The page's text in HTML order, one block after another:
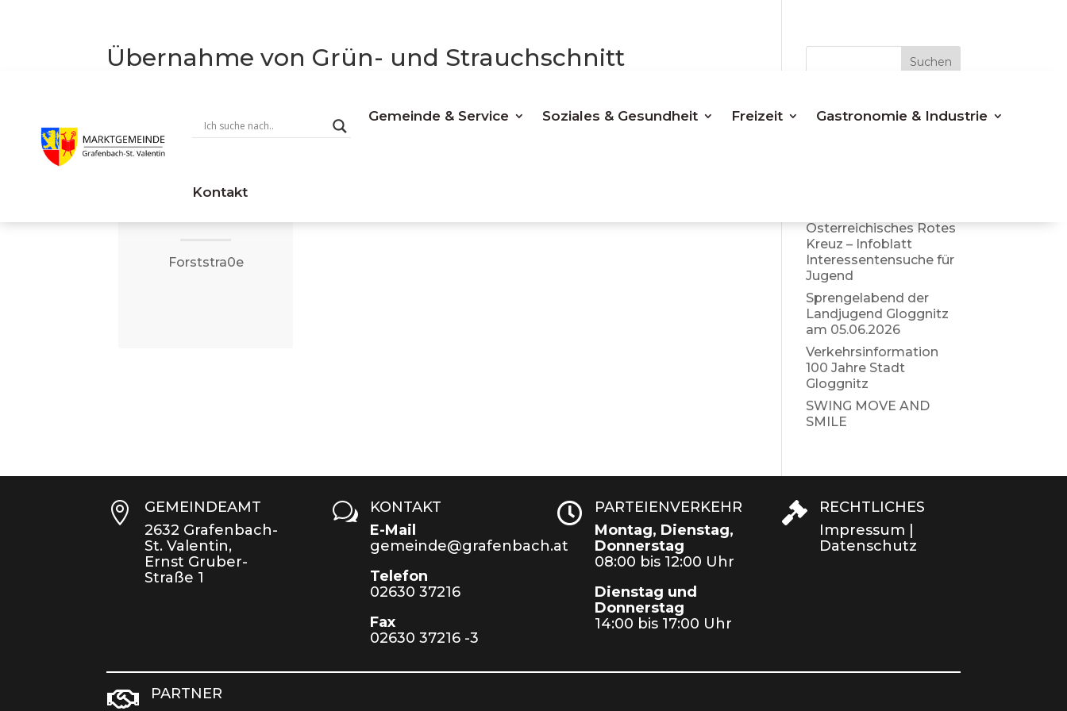
Gemeinde & Service Soziales & Gesundheit Freizeit Gastronomie & Industrie
Kontakt
Übernahme von Grün- und Strauchschnitt
April 18 @
14:00 — April
14:00 — 18:00
Forststra0e
Suchen
Letzte
Österreichisches Rotes
Kreuz – Infoblatt
Interessentensuche für
Jugend
Sprengelabend der
Landjugend Gloggnitz
am 05.06.2026
Verkehrsinformation
100 Jahre Stadt
Gloggnitz
SWING MOVE AND
SMILE

GEMEINDEAMT
2632 Grafenbach-
St. Valentin,
Ernst Gruber-
Straße 1
w
KONTAKT
E-Mail
gemeinde@grafenbach.at
Telefon
02630 37216
Fax
02630 37216 -3

PARTEIENVERKEHR
Montag, Dienstag,
Donnerstag
08:00 bis 12:00 Uhr
Dienstag und
Donnerstag
14:00 bis 17:00 Uhr

RECHTLICHES
Impressum
Datenschutz
 PARTNER